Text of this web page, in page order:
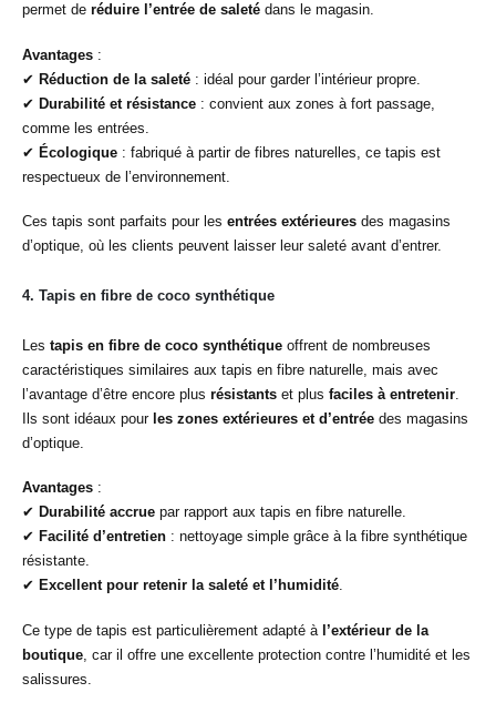
permet de réduire l’entrée de saleté dans le magasin.
Avantages :
✔ Réduction de la saleté : idéal pour garder l’intérieur propre.
✔ Durabilité et résistance : convient aux zones à fort passage,
comme les entrées.
✔ Écologique : fabriqué à partir de fibres naturelles, ce tapis est
respectueux de l’environnement.
Ces tapis sont parfaits pour les entrées extérieures des magasins
d’optique, où les clients peuvent laisser leur saleté avant d’entrer.
4. Tapis en fibre de coco synthétique
Les tapis en fibre de coco synthétique offrent de nombreuses
caractéristiques similaires aux tapis en fibre naturelle, mais avec
l’avantage d’être encore plus résistants et plus faciles à entretenir
Ils sont idéaux pour les zones extérieures et d’entrée des magasins
d’optique.
Avantages :
✔ Durabilité accrue par rapport aux tapis en fibre naturelle.
✔ Facilité d’entretien : nettoyage simple grâce à la fibre synthétique
résistante.
✔ Excellent pour retenir la saleté et l’humidité.
Ce type de tapis est particulièrement adapté à l’extérieur de la
boutique , car il offre une excellente protection contre l’humidité et les
salissures.